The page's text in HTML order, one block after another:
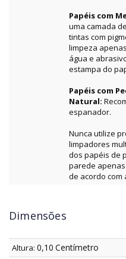
Papéis com
uma camada
tintas com
limpeza
água e
estampa do
Papéis com
Natural:
espanador.
Nunca utilize
limpadores
dos papéis de
parede
de acordo com
Dimensões
Altura: 0,10 Centímetro